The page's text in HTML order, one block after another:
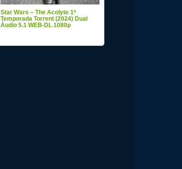
Star Wars – The Acolyte 1ª
Temporada Torrent (2024) Dual
Áudio 5.1 WEB-DL 1080p